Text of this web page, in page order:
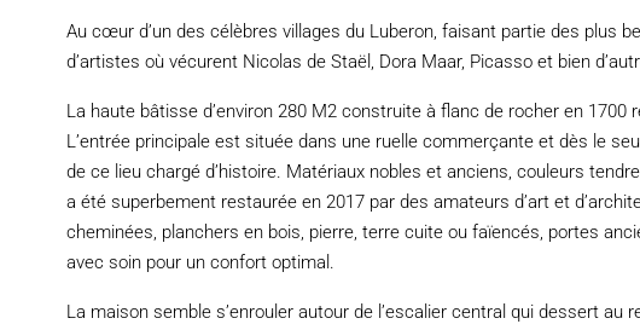
Au cœur d’un des célèbres villages du Luberon, faisant partie des plus
d’artistes où vécurent Nicolas de Staël, Dora Maar, Picasso et bien
La haute bâtisse d’environ 280 M2 construite à flanc de rocher en 1700
L’entrée principale est située dans une ruelle commerçante et dès le
de ce lieu chargé d’histoire. Matériaux nobles et anciens, couleurs
a été superbement restaurée en 2017 par des amateurs d’art et
cheminées, planchers en bois, pierre, terre cuite ou faïencés, portes
avec soin pour un confort optimal.
La maison semble s’enrouler autour de l’escalier central qui dessert